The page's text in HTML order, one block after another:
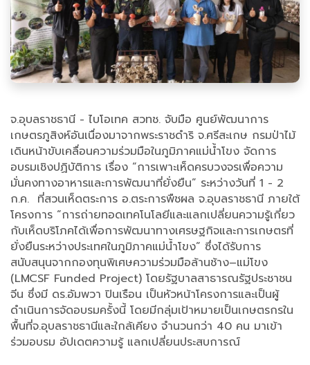
จ.อุบลราชธานี - ไบโอเทค สวทช. จับมือ ศูนย์พัฒนาการ
เกษตรภูสิงห์อันเนื่องมาจากพระราชดำริ จ.ศรีสะเกษ กรมป่าไม้
เดินหน้าขับเคลื่อนความร่วมมือในภูมิภาคแม่น้ำโขง จัดการ
อบรมเชิงปฏิบัติการ เรื่อง “การเพาะเห็ดครบวงจรเพื่อความ
มั่นคงทางอาหารและการพัฒนาที่ยั่งยืน” ระหว่างวันที่ 1 - 2
ก.ค. ที่สวนเห็ดตระการ อ.ตระการพืชผล จ.อุบลราชธานี ภายใต้
โครงการ “การถ่ายทอดเทคโนโลยีและแลกเปลี่ยนความรู้เกี่ยว
กับเห็ดบริโภคได้เพื่อการพัฒนาทางเศรษฐกิจและการเกษตรที่
ยั่งยืนระหว่างประเทศในภูมิภาคแม่น้ำโขง” ซึ่งได้รับการ
สนับสนุนจากกองทุนพิเศษความร่วมมือล้านช้าง–แม่โขง
(LMCSF Funded Project) โดยรัฐบาลสาธารณรัฐประชาชน
จีน ซึ่งมี ดร.อัมพวา ปินเรือน เป็นหัวหน้าโครงการและเป็นผู้
ดำเนินการจัดอบรมครั้งนี้ โดยมีกลุ่มเป้าหมายเป็นเกษตรกรใน
พื้นที่จ.อุบลราชธานีและใกล้เคียง จำนวนกว่า 40 คน มาเข้า
ร่วมอบรม อัปเดตความรู้ แลกเปลี่ยนประสบการณ์